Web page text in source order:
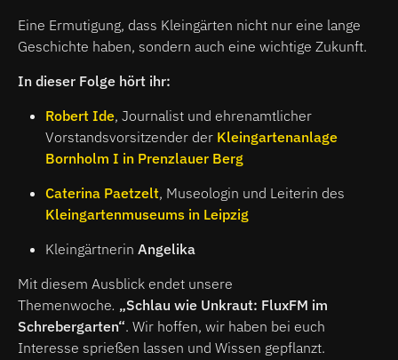
Eine Ermutigung, dass Kleingärten nicht nur eine lange
Geschichte haben, sondern auch eine wichtige Zukunft.
In dieser Folge hört ihr:
Robert Ide, Journalist und ehrenamtlicher
Vorstandsvorsitzender der Kleingartenanlage
Bornholm I in Prenzlauer Berg
Caterina Paetzelt, Museologin und Leiterin des
Kleingartenmuseums in Leipzig
Kleingärtnerin Angelika
Mit diesem Ausblick endet unsere
Themenwoche. „Schlau wie Unkraut: FluxFM im
Schrebergarten“. Wir hoffen, wir haben bei euch
Interesse sprießen lassen und Wissen gepflanzt.